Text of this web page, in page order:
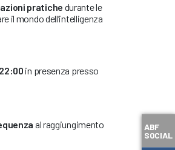
pratiche durante le
il mondo dell’intelligenza
in presenza presso
al raggiungimento
ABF
SOCIAL